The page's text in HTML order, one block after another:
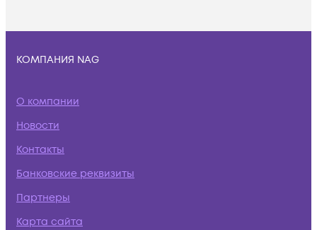
КОМПАНИЯ NAG
О компании
Новости
Контакты
Банковские реквизиты
Партнеры
Карта сайта